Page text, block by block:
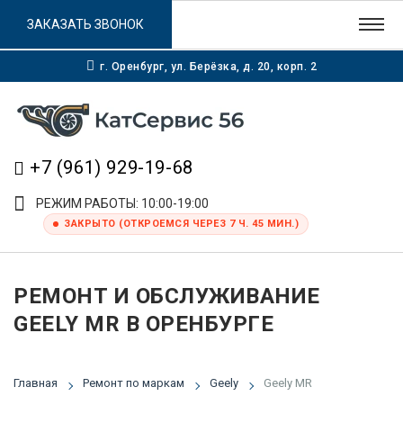
г. Оренбург, ул. Берёзка, д. 20, корп. 2
+7 (961) 929-19-68
РЕЖИМ РАБОТЫ: 10:00-19:00
ЗАКРЫТО (ОТКРОЕМСЯ ЧЕРЕЗ 7 Ч. 45 МИН.)
ЗАКАЗАТЬ ЗВОНОК
РЕМОНТ И ОБСЛУЖИВАНИЕ
GEELY MR В ОРЕНБУРГЕ
Главная Ремонт по маркам Geely Geely MR